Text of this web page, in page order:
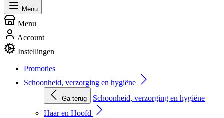
Menu
Menu
Account
Instellingen
Promoties
Schoonheid, verzorging en hygiëne
Ga terug
Schoonheid, verzorging en hygiëne
Haar en Hoofd